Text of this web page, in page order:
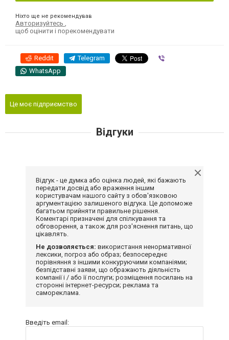
Ніхто ще не рекомендував
Авторизуйтесь
щоб оцінити і порекомендувати
Reddit Telegram
WhatsApp
Це моє підприємство
Відгуки
Відгук - це думка або оцінка людей, які бажають
передати досвід або враження іншим
користувачам нашого сайту з обов'язковою
аргументацією залишеного відгука. Це допоможе
багатьом прийняти правильне рішення.
Коментарі призначені для спілкування та
обговорення, а також для роз'яснення питань, що
цікавлять.
Не дозволяється: використання ненормативної
лексики, погроз або образ; безпосереднє
порівняння з іншими конкуруючими компаніями;
безпідставні заяви, що ображають діяльність
компанії і / або її послуги; розміщення посилань на
сторонні інтернет-ресурси; реклама та
самореклама.
Введіть email: